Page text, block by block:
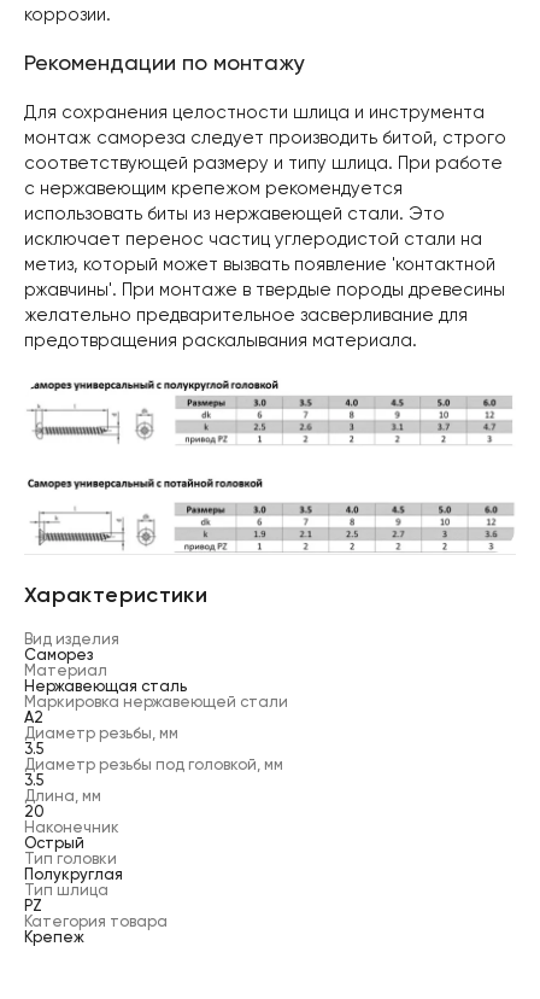
коррозии.
Рекомендации по монтажу
Для сохранения целостности шлица и инструмента
монтаж самореза следует производить битой, строго
соответствующей размеру и типу шлица. При работе
с нержавеющим крепежом рекомендуется
использовать биты из нержавеющей стали. Это
исключает перенос частиц углеродистой стали на
метиз, который может вызвать появление 'контактной
ржавчины'. При монтаже в твердые породы древесины
желательно предварительное засверливание для
предотвращения раскалывания материала.
Характеристики
Вид изделия
Саморез
Материал
Нержавеющая сталь
Маркировка нержавеющей стали
А2
Диаметр резьбы, мм
3.5
Диаметр резьбы под головкой, мм
3.5
Длина, мм
20
Наконечник
Острый
Тип головки
Полукруглая
Тип шлица
PZ
Категория товара
Крепеж